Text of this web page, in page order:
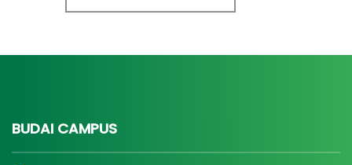
BUDAI CAMPUS